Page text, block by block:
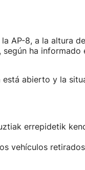
AP-8, a la altura
según ha
abierto y la
errepidetik
vehículos